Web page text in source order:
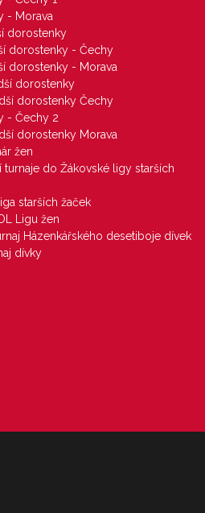
- Morava
dorostenky
dorostenky - Čechy
dorostenky - Morava
dorostenky
dorostenky Čechy
- Čechy 2
dorostenky Morava
žen
turnaje do Žákovské ligy starších
starších žaček
Ligu žen
Házenkářského desetiboje dívek
dívky